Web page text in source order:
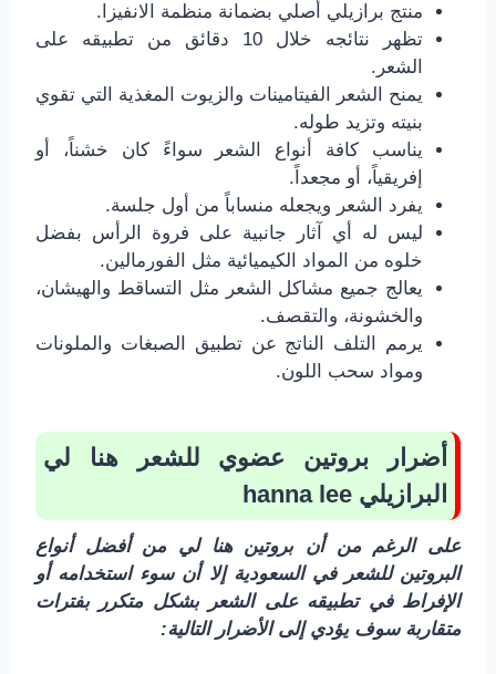
منتج برازيلي أصلي بضمانة منظمة الانفيزا.
تظهر نتائجه خلال 10 دقائق من تطبيقه على
الشعر.
يمنح الشعر الفيتامينات والزيوت المغذية التي تقوي
بنيته وتزيد طوله.
يناسب كافة أنواع الشعر سواءً كان خشناً، أو
إفريقياً، أو مجعداً.
يفرد الشعر ويجعله منساباً من أول جلسة.
ليس له أي آثار جانبية على فروة الرأس بفضل
خلوه من المواد الكيميائية مثل الفورمالين.
يعالج جميع مشاكل الشعر مثل التساقط والهيشان،
والخشونة، والتقصف.
يرمم التلف الناتج عن تطبيق الصبغات والملونات
ومواد سحب اللون.
أضرار بروتين عضوي للشعر هنا لي
البرازيلي hanna lee
على الرغم من أن بروتين هنا لي من أفضل أنواع
البروتين للشعر في السعودية إلا أن سوء استخدامه أو
الإفراط في تطبيقه على الشعر بشكل متكرر بفترات
متقاربة سوف يؤدي إلى الأضرار التالية: